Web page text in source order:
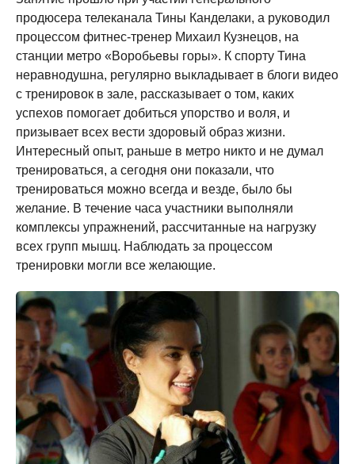
продюсера телеканала Тины Канделаки, а руководил
процессом фитнес-тренер Михаил Кузнецов, на
станции метро «Воробьевы горы». К спорту Тина
неравнодушна, регулярно выкладывает в блоги видео
с тренировок в зале, рассказывает о том, каких
успехов помогает добиться упорство и воля, и
призывает всех вести здоровый образ жизни.
Интересный опыт, раньше в метро никто и не думал
тренироваться, а сегодня они показали, что
тренироваться можно всегда и везде, было бы
желание. В течение часа участники выполняли
комплексы упражнений, рассчитанные на нагрузку
всех групп мышц. Наблюдать за процессом
тренировки могли все желающие.